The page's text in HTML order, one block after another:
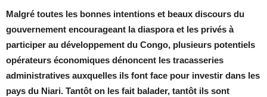
Malgré toutes les bonnes intentions et beaux discours du
gouvernement encourageant la diaspora et les privés à
participer au développement du Congo, plusieurs potentiels
opérateurs économiques dénoncent les tracasseries
administratives auxquelles ils font face pour investir dans les
pays du Niari. Tantôt on les fait balader, tantôt ils sont